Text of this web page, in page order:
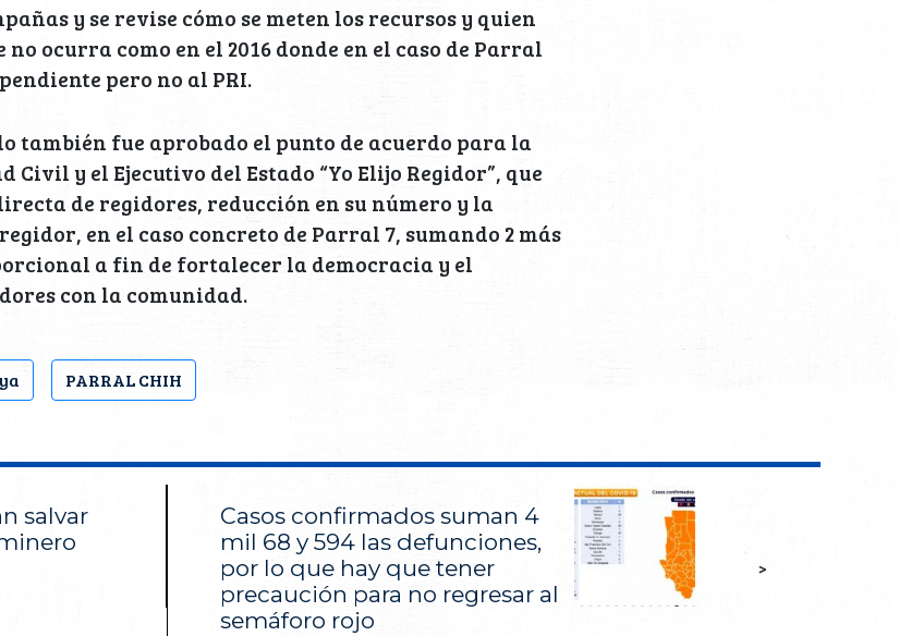
y se revise cómo se meten los recursos y quien
ocurra como en el 2016 donde en el caso de Parral
pero no al PRI.
también fue aprobado el punto de acuerdo para la
y el Ejecutivo del Estado “Yo Elijo Regidor”, que
de regidores, reducción en su número y la
en el caso concreto de Parral 7, sumando 2 más
a fin de fortalecer la democracia y el
con la comunidad.
PARRAL CHIH
salvar
Casos confirmados suman 4
mil 68 y 594 las defunciones,
por lo que hay que tener
precaución para no regresar al
semáforo rojo
>